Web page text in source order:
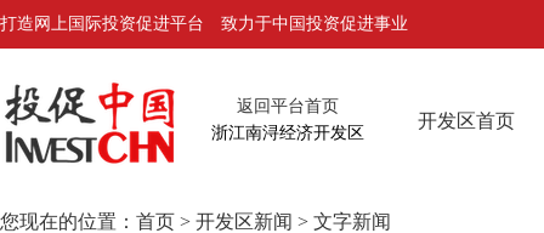
打造网上国际投资促进平台 致力于中国投资促进事业
返回平台首页
浙江南浔经济开发区
开发区首页
您现在的位置： 首页 > 开发区新闻 > 文字新闻